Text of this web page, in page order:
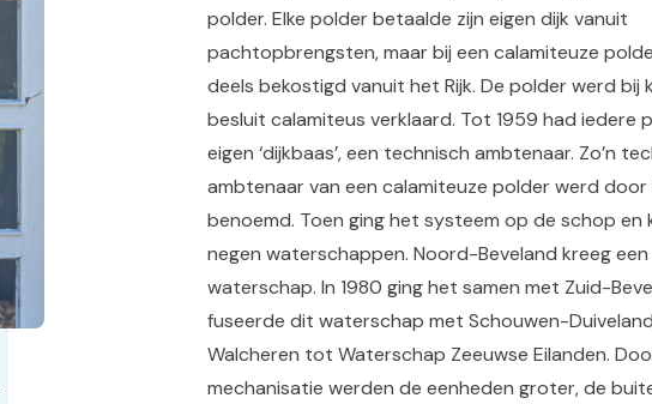
polder. Elke polder betaalde zijn eigen dijk vanuit
pachtopbrengsten, maar bij een calamiteuze
deels bekostigd vanuit het Rijk. De polder werd bij
besluit calamiteus verklaard. Tot 1959 had iedere
eigen ‘dijkbaas’, een technisch ambtenaar. Zo’n
ambtenaar van een calamiteuze polder werd door
benoemd. Toen ging het systeem op de schop en
negen waterschappen. Noord-Beveland kreeg een
waterschap. In 1980 ging het samen met Zuid-
fuseerde dit waterschap met Schouwen-
Walcheren tot Waterschap Zeeuwse Eilanden.
mechanisatie werden de eenheden groter, de